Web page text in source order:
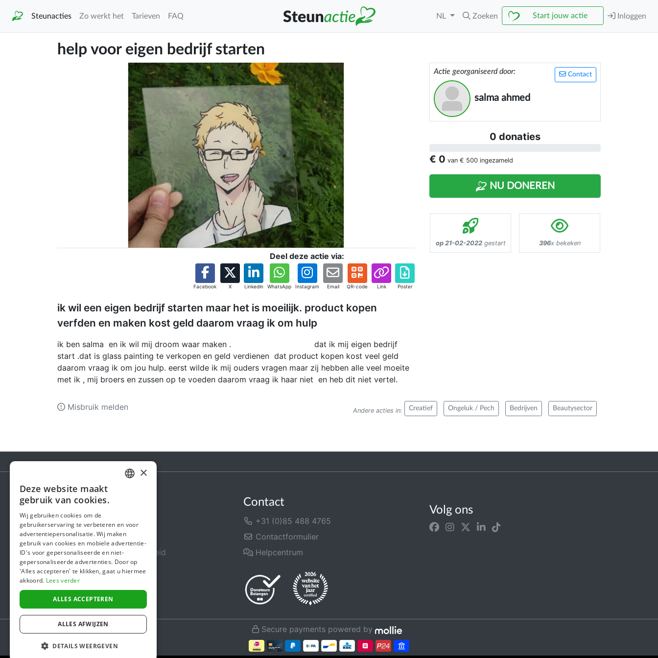
Steunacties Zo werkt het Tarieven FAQ NL Zoeken Start jouw actie Inloggen
help voor eigen bedrijf starten
Deel deze actie via:
Facebook X Linkedin WhatsApp Instagram Email QR-code Link Poster
ik wil een eigen bedrijf starten maar het is moeilijk. product kopen
verfden en maken kost geld daarom vraag ik om hulp
ik ben salma en ik wil mij droom waar maken . dat ik mij eigen bedrijf
start .dat is glass painting te verkopen en geld verdienen dat product kopen kost veel geld
daarom vraag ik om jou hulp. eerst wilde ik mij ouders vragen maar zij hebben alle veel moeite
met ik , mij broers en zussen op te voeden daarom vraag ik haar niet en heb dit niet vertel.
Contact
Actie georganiseerd door:
salma ahmed
0 donaties
€ 0 van € 500 ingezameld
NU DONEREN
op 21-02-2022gestart 396x bekeken
Andere acties in: Creatief Ongeluk / Pech Bedrijven Beautysector
Misbruik melden
Steunactie
Over ons
In de media
Veiligheid & Betrouwbaarheid
Algemene voorwaarden
Privacybeleid
Cookiebeleid
Contact
+31 (0)85 488 4765
Contactformulier
Helpcentrum
Volg ons
Secure payments powered by
ENGLISH
×
Deze website maakt
gebruik van cookies.
Wij gebruiken cookies om de
gebruikerservaring te verbeteren en voor
advertentiepersonalisatie. Wij maken
gebruik van cookies en mobiele advertentie-
ID's voor gepersonaliseerde en niet-
gepersonaliseerde advertenties. Door op
'Alles accepteren' te klikken, gaat u hiermee
akkoord. Lees verder
ALLES ACCEPTEREN
ALLES AFWIJZEN
DETAILS WEERGEVEN